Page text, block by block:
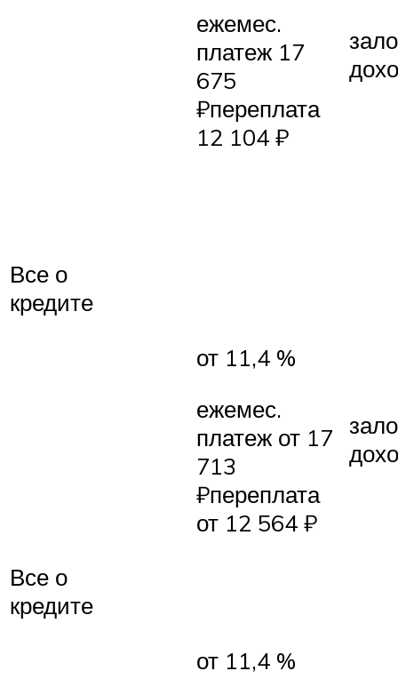
ежемес.
платеж 17
675
₽переплата
12 104 ₽
Все о
кредите
от 11,4 %
ежемес.
платеж от 17
713
₽переплата
от 12 564 ₽
Все о
кредите
от 11,4 %